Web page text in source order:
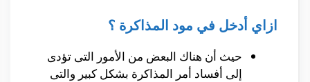
ازاي أدخل في مود المذاكرة ؟
حيث أن هناك البعض من الأمور التى تؤدى
إلى أفساد أمر المذاكرة بشكل كبير والتى